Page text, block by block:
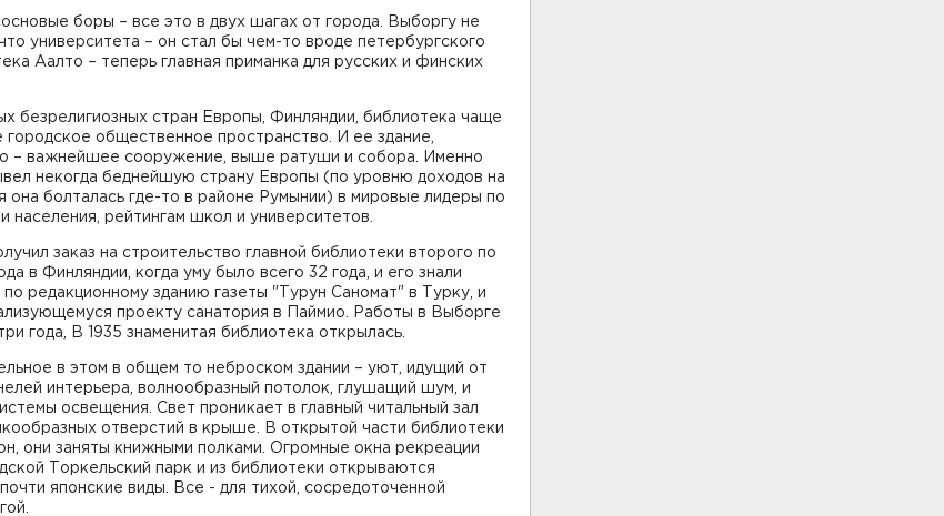
боры – все это в двух шагах от города. Выборгу не
университета – он стал бы чем-то вроде петербургского
Аалто – теперь главная приманка для русских и финских
безрелигиозных стран Европы, Финляндии, библиотека чаще
городское общественное пространство. И ее здание,
– важнейшее сооружение, выше ратуши и собора. Именно
некогда беднейшую страну Европы (по уровню доходов на
она болталась где-то в районе Румынии) в мировые лидеры по
населения, рейтингам школ и университетов.
заказ на строительство главной библиотеки второго по
в Финляндии, когда уму было всего 32 года, и его знали
по редакционному зданию газеты "Турун Саномат" в Турку, и
проекту санатория в Паймио. Работы в Выборге
года, В 1935 знаменитая библиотека открылась.
в этом в общем то неброском здании – уют, идущий от
интерьера, волнообразный потолок, глушащий шум, и
освещения. Свет проникает в главный читальный зал
отверстий в крыше. В открытой части библиотеки
они заняты книжными полками. Огромные окна рекреации
Торкельский парк и из библиотеки открываются
японские виды. Все - для тихой, сосредоточенной